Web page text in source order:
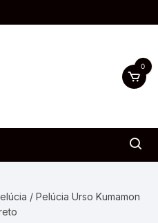
0
/ Pelúcia Urso Kumamon